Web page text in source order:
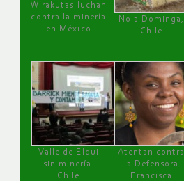
Wirakutas luchan
contra la minería
en México
No a Dominga,
Chile
Valle de Elqui
sin minería.
Chile
Atentan contra
la Defensora
Francisca